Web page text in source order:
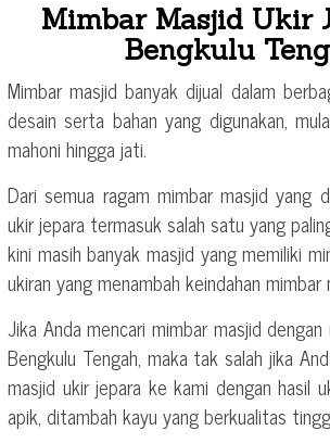
Mimbar Masjid Ukir
Bengkulu
Mimbar masjid banyak dijual dalam
desain serta bahan yang digunakan,
mahoni hingga jati.
Dari semua ragam mimbar masjid yang
ukir jepara termasuk salah satu yang
kini masih banyak masjid yang memiliki
ukiran yang menambah keindahan
Jika Anda mencari mimbar masjid
Bengkulu Tengah, maka tak salah jika
masjid ukir jepara ke kami dengan hasil
apik, ditambah kayu yang berkualitas